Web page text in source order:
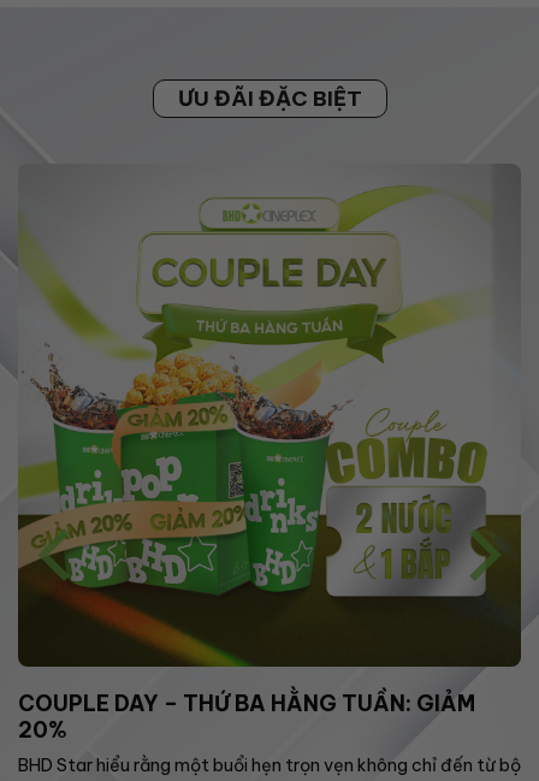
ƯU ĐÃI ĐẶC BIỆT
COUPLE DAY – THỨ BA HẰNG TUẦN: GIẢM
20%
BHD Star hiểu rằng một buổi hẹn trọn vẹn không chỉ đến từ bộ